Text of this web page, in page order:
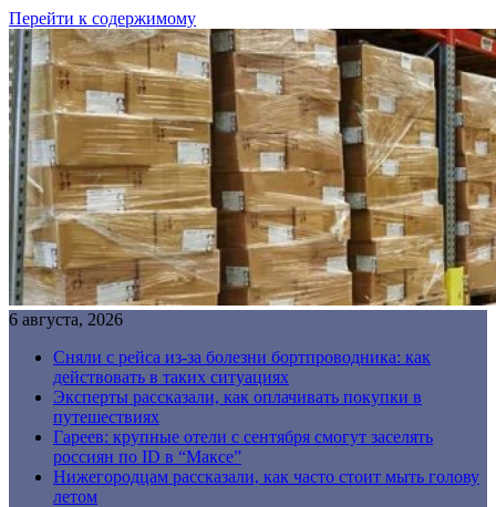
Перейти к содержимому
6 августа, 2026
Сняли с рейса из-за болезни бортпроводника: как
действовать в таких ситуациях
Эксперты рассказали, как оплачивать покупки в
путешествиях
Гареев: крупные отели с сентября смогут заселять
россиян по ID в “Максе”
Нижегородцам рассказали, как часто стоит мыть голову
летом